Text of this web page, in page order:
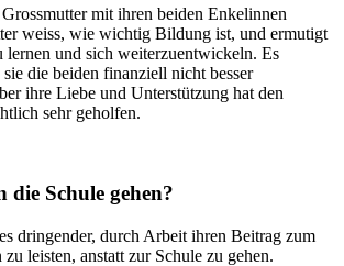
weiss, wie wichtig Bildung ist, und ermutigt
lernen und sich weiterzuentwickeln. Es
sie die beiden finanziell nicht besser
ihre Liebe und Unterstützung hat den
sehr geholfen.
die Schule gehen?
dringender, durch Arbeit ihren Beitrag zum
leisten, anstatt zur Schule zu gehen.